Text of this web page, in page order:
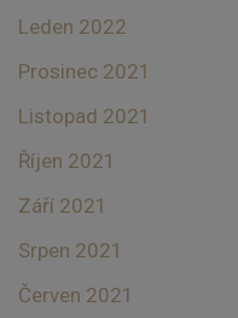
Leden 2022
Prosinec 2021
Listopad 2021
Říjen 2021
Září 2021
Srpen 2021
Červen 2021